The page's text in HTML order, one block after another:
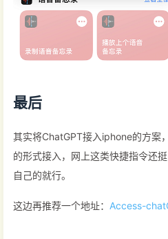
最后
其实将ChatGPT接入iphone的方案
的形式接入，网上这类快捷指令还
自己的就行。
这边再推荐一个地址： Access-